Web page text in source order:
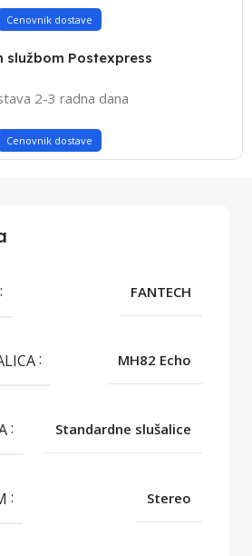
Cenovnik dostave
službom Postexpress
2-3 radna dana
Cenovnik dostave
FANTECH
MH82 Echo
Standardne slušalice
Stereo